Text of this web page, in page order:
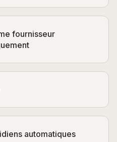
fournisseur
automatiques